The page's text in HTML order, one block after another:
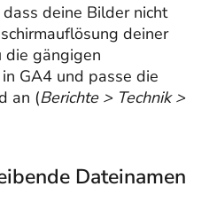
deine Bilder nicht
deiner
die gängigen
GA4 und passe die
an (Berichte > Technik >
Dateinamen